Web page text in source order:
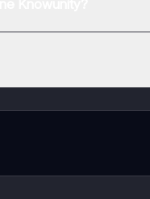
numero di follower.